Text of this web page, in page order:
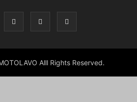
Alll Rights Reserved.